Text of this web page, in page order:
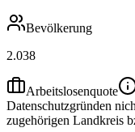
Bevölkerung
2.038
Arbeitslosenquote
Datenschutzgründen
zugehörigen Landkreis